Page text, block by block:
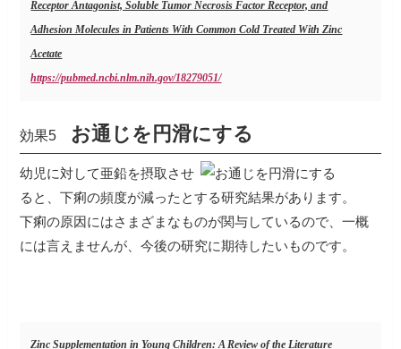
Receptor Antagonist, Soluble Tumor Necrosis Factor Receptor, and
Adhesion Molecules in Patients With Common Cold Treated With Zinc
Acetate
https://pubmed.ncbi.nlm.nih.gov/18279051/
効果5 お通じを円滑にする
幼児に対して亜鉛を摂取させ
ると、下痢の頻度が減ったとする研究結果があります。
下痢の原因にはさまざまなものが関与しているので、一概
には言えませんが、今後の研究に期待したいものです。
Zinc Supplementation in Young Children: A Review of the Literature